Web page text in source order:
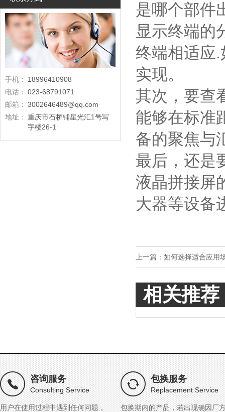
手机：
18996410908
电话： 023-68791071
邮箱： 3002646489@qq.com
地址： 重庆市石桥铺星光汇1号写
字楼26-1
是哪个部件
显示终端的
终端相适应
实现。
其次，要查
能够在标准
备的聚焦与
最后，还是
液晶拼接屏
大器等设备
上一篇： 如何选择适合应用
相关推荐
咨询服务
Consulting Service
用户在使用过程中遇到任何问题，
包换服务
Replacement Service
包换期内的产品，若出现确因厂